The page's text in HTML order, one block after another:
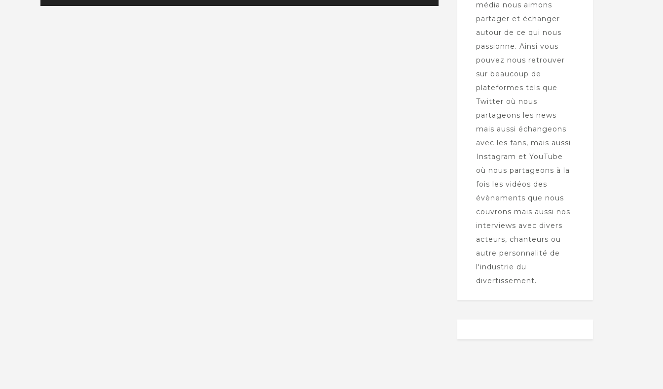
média nous aimons
partager et échanger
autour de ce qui nous
passionne. Ainsi vous
pouvez nous retrouver
sur beaucoup de
plateformes tels que
Twitter où nous
partageons les news
mais aussi échangeons
avec les fans, mais aussi
Instagram et YouTube
où nous partageons à la
fois les vidéos des
évènements que nous
couvrons mais aussi nos
interviews avec divers
acteurs, chanteurs ou
autre personnalité de
l'industrie du
divertissement.